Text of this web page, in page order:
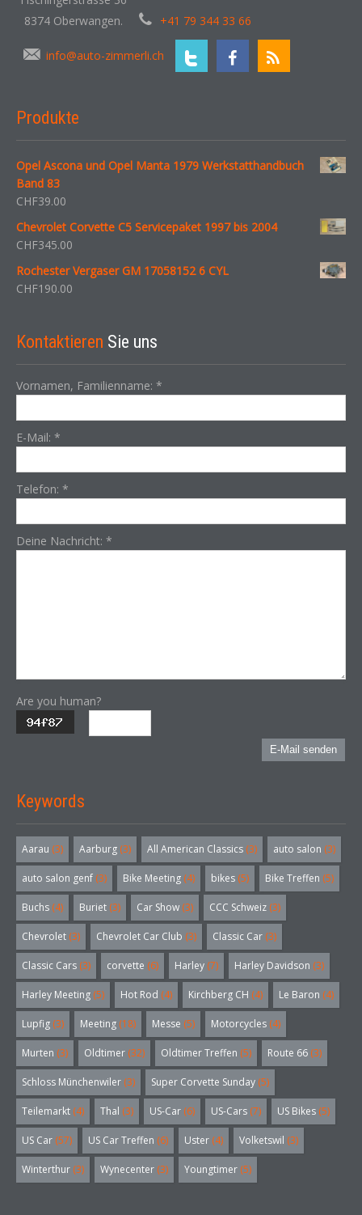
8374 Oberwangen.
+41 79 344 33 66
info@auto-zimmerli.ch
Produkte
Opel Ascona und Opel Manta 1979 Werkstatthandbuch
Band 83
CHF39.00
Chevrolet Corvette C5 Servicepaket 1997 bis 2004
CHF345.00
Rochester Vergaser GM 17058152 6 CYL
CHF190.00
Kontaktieren Sie uns
Vornamen, Familienname: *
E-Mail: *
Telefon: *
Deine Nachricht: *
Are you human?
E-Mail senden
Keywords
Aarau (3) Aarburg (3) All American Classics (3) auto salon (3)
auto salon genf (3) Bike Meeting (4) bikes (5) Bike Treffen (5)
Buchs (4) Buriet (3) Car Show (3) CCC Schweiz (3)
Chevrolet (3) Chevrolet Car Club (3) Classic Car (3)
Classic Cars (3) corvette (6) Harley (7) Harley Davidson (3)
Harley Meeting (5) Hot Rod (4) Kirchberg CH (4) Le Baron (4)
Lupfig (3) Meeting (18) Messe (5) Motorcycles (4)
Murten (3) Oldtimer (32) Oldtimer Treffen (5) Route 66 (3)
Schloss Münchenwiler (3) Super Corvette Sunday (5)
Teilemarkt (4) Thal (3) US-Car (6) US-Cars (7) US Bikes (5)
US Car (57) US Car Treffen (6) Uster (4) Volketswil (3)
Winterthur (3) Wynecenter (3) Youngtimer (5)